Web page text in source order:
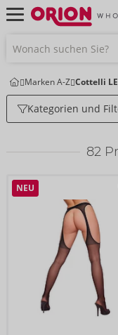
Marken A-Z Cottelli
Kategorien und
82
NEU